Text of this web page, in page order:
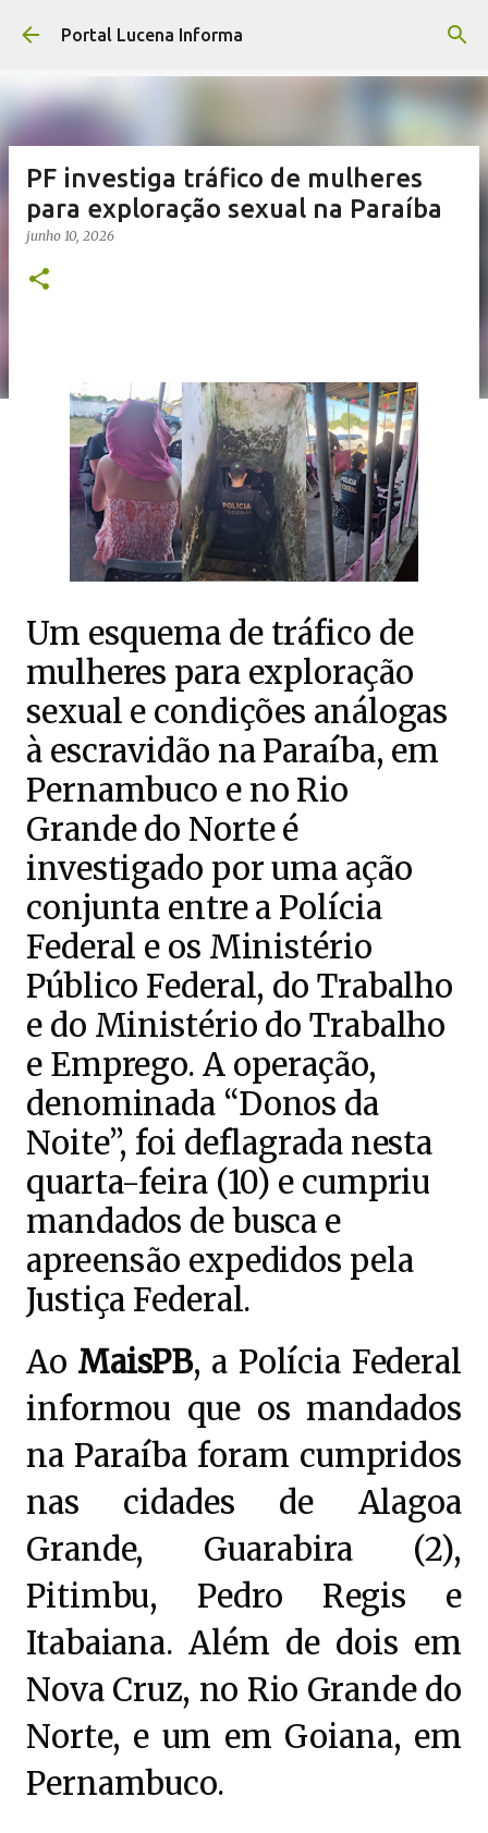
Pular para o conteúdo principal
Portal Lucena Informa
PF investiga tráfico de mulheres
para exploração sexual na Paraíba
junho 10, 2026
Um esquema de tráfico de
mulheres para exploração
sexual e condições análogas
à escravidão na Paraíba, em
Pernambuco e no Rio
Grande do Norte é
investigado por uma ação
conjunta entre a Polícia
Federal e os Ministério
Público Federal, do Trabalho
e do Ministério do Trabalho
e Emprego. A operação,
denominada “Donos da
Noite”, foi deflagrada nesta
quarta-feira (10) e cumpriu
mandados de busca e
apreensão expedidos pela
Justiça Federal.
Ao MaisPB, a Polícia Federal
informou que os mandados
na Paraíba foram cumpridos
nas cidades de Alagoa
Grande, Guarabira (2),
Pitimbu, Pedro Regis e
Itabaiana. Além de dois em
Nova Cruz, no Rio Grande do
Norte, e um em Goiana, em
Pernambuco.